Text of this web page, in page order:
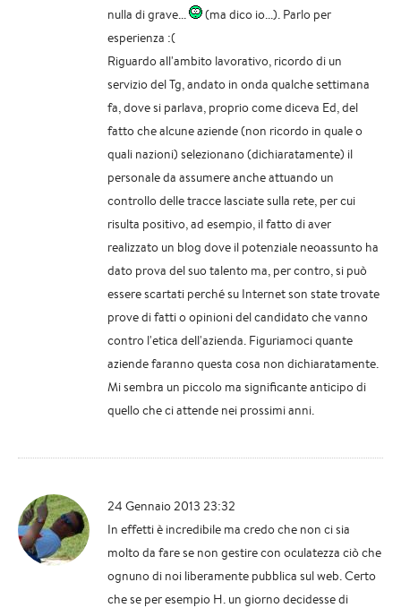
nulla di grave...
(ma dico io...). Parlo per
esperienza :(
Riguardo all'ambito lavorativo, ricordo di un
servizio del Tg, andato in onda qualche settimana
fa, dove si parlava, proprio come diceva Ed, del
fatto che alcune aziende (non ricordo in quale o
quali nazioni) selezionano (dichiaratamente) il
personale da assumere anche attuando un
controllo delle tracce lasciate sulla rete, per cui
risulta positivo, ad esempio, il fatto di aver
realizzato un blog dove il potenziale neoassunto ha
dato prova del suo talento ma, per contro, si può
essere scartati perché su Internet son state trovate
prove di fatti o opinioni del candidato che vanno
contro l'etica dell'azienda. Figuriamoci quante
aziende faranno questa cosa non dichiaratamente.
Mi sembra un piccolo ma significante anticipo di
quello che ci attende nei prossimi anni.
24 Gennaio 2013 23:32
In effetti è incredibile ma credo che non ci sia
molto da fare se non gestire con oculatezza ciò che
ognuno di noi liberamente pubblica sul web. Certo
che se per esempio H. un giorno decidesse di